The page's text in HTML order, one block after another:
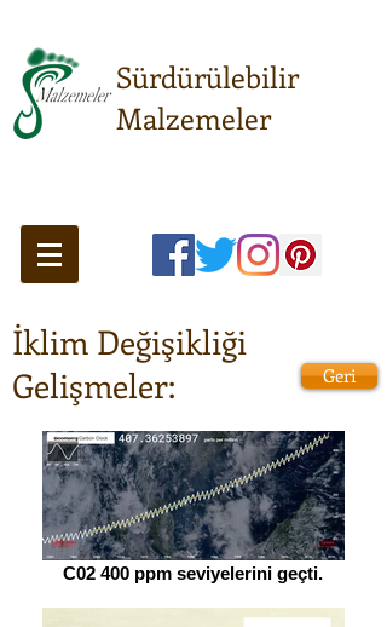
Sürdürülebilir
Malzemeler
İklim Değişikliği
Gelişmeler:
Geri
C02 400 ppm seviyelerini geçti.